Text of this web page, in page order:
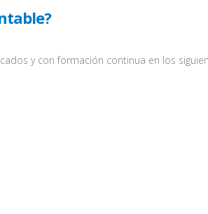
y con formación continua en los